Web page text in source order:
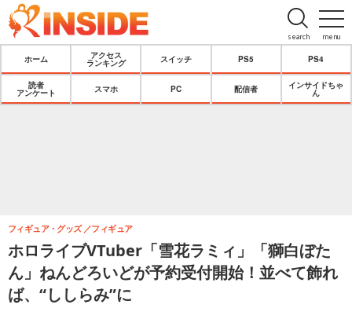
menu
search
ホーム
アクセス
ランキング
スイッチ PS5 PS4
読者
アンケート
スマホ PC 配信者
インサイドちゃ
ん
ホロライブVTuber「雪花ラミィ」「獅白ぼた
ん」ねんどろいどが予約受付開始！並べて飾れ
ば、“ししらみ”に
フィギュア・グッズ フィギュア